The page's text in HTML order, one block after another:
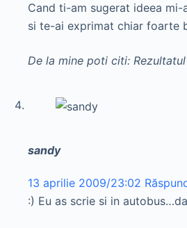
Cand ti-am sugerat ideea
si te-ai exprimat chiar foarte
De la mine poti citi:
sandy
13 aprilie 2009/23:02
:) Eu as scrie si in